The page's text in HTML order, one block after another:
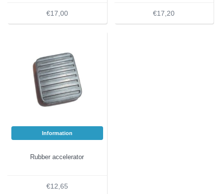
€17,00 €17,20
Information
Rubber accelerator
€12,65